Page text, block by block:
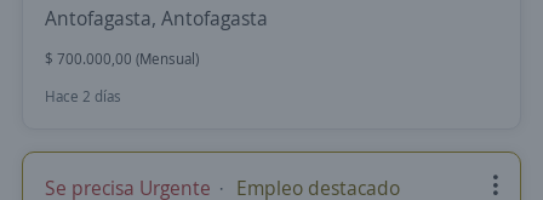
Antofagasta, Antofagasta
$ 700.000,00 (Mensual)
Hace 2 días
Se precisa Urgente Empleo destacado